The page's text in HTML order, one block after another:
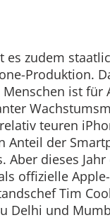
es zudem
Produktion.
ist für
teuren
Anteil der
Aber dieses
offizielle
Tim
Delhi und